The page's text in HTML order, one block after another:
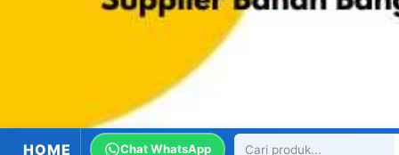
HOME Chat WhatsApp